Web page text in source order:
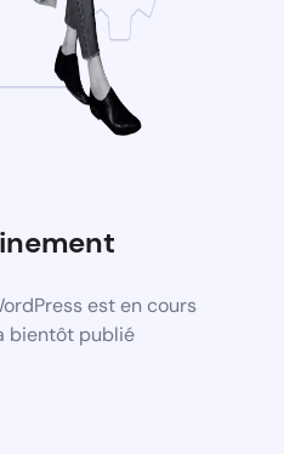
est en cours
bientôt publié